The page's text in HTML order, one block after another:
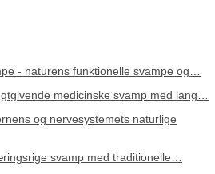
- naturens funktionelle svampe og…
medicinske svamp med lang…
og nervesystemets naturlige
svamp med traditionelle…